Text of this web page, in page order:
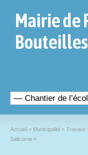
Mairie de
Bouteilles
Accueil » Municipalité » Travaux
Salicorne »